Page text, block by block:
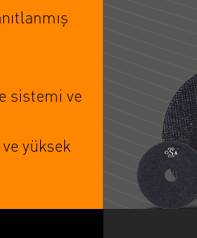
sistemi ve
yüksek